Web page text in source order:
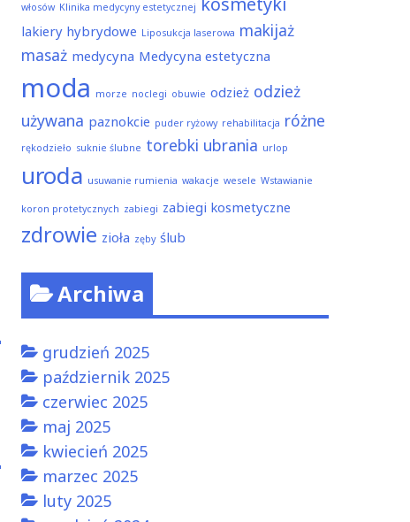
włosów Klinika medycyny estetycznej
lakiery hybrydowe Liposukcja laserowa makijaż
masaż medycyna Medycyna estetyczna
moda morze noclegi obuwie odzież odzież
używana paznokcie puder ryżowy rehabilitacja różne
rękodzieło suknie ślubne torebki ubrania urlop
uroda usuwanie rumienia wakacje wesele Wstawianie
koron protetycznych zabiegi zabiegi kosmetyczne
zdrowie zioła zęby ślub
Archiwa
grudzień 2025
październik 2025
czerwiec 2025
maj 2025
kwiecień 2025
marzec 2025
luty 2025